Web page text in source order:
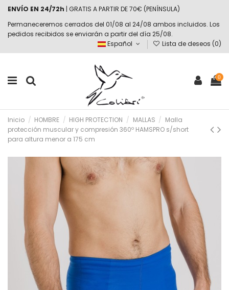
ENVÍO EN 24/72h | GRATIS A PARTIR DE 70€ (PENÍNSULA)
Permaneceremos cerrados del 01/08 al 24/08 ambos incluidos. Los
pedidos recibidos se enviarán a partir del día 25/08.
Español
Lista de deseos (0)
0
Inicio HOMBRE HIGH PROTECTION MALLAS
Malla
protección muscular y compresión 360º HAMSPRO s/short
para altura menor a 175 cm